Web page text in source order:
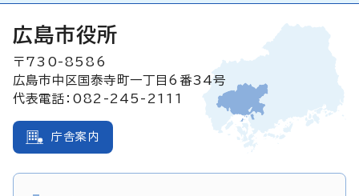
広島市役所
〒730-8586
広島市中区国泰寺町一丁目6番34号
代表電話：082-245-2111
庁舎案内